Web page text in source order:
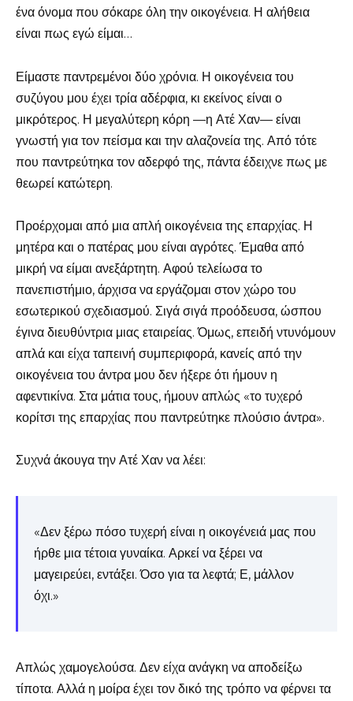
ένα όνομα που σόκαρε όλη την οικογένεια. Η αλήθεια
είναι πως εγώ είμαι…
Είμαστε παντρεμένοι δύο χρόνια. Η οικογένεια του
συζύγου μου έχει τρία αδέρφια, κι εκείνος είναι ο
μικρότερος. Η μεγαλύτερη κόρη —η Ατέ Χαν— είναι
γνωστή για τον πείσμα και την αλαζονεία της. Από τότε
που παντρεύτηκα τον αδερφό της, πάντα έδειχνε πως με
θεωρεί κατώτερη.
Προέρχομαι από μια απλή οικογένεια της επαρχίας. Η
μητέρα και ο πατέρας μου είναι αγρότες. Έμαθα από
μικρή να είμαι ανεξάρτητη. Αφού τελείωσα το
πανεπιστήμιο, άρχισα να εργάζομαι στον χώρο του
εσωτερικού σχεδιασμού. Σιγά σιγά προόδευσα, ώσπου
έγινα διευθύντρια μιας εταιρείας. Όμως, επειδή ντυνόμουν
απλά και είχα ταπεινή συμπεριφορά, κανείς από την
οικογένεια του άντρα μου δεν ήξερε ότι ήμουν η
αφεντικίνα. Στα μάτια τους, ήμουν απλώς «το τυχερό
κορίτσι της επαρχίας που παντρεύτηκε πλούσιο άντρα».
Συχνά άκουγα την Ατέ Χαν να λέει:
«Δεν ξέρω πόσο τυχερή είναι η οικογένειά μας που
ήρθε μια τέτοια γυναίκα. Αρκεί να ξέρει να
μαγειρεύει, εντάξει. Όσο για τα λεφτά; Ε, μάλλον
όχι.»
Απλώς χαμογελούσα. Δεν είχα ανάγκη να αποδείξω
τίποτα. Αλλά η μοίρα έχει τον δικό της τρόπο να φέρνει τα